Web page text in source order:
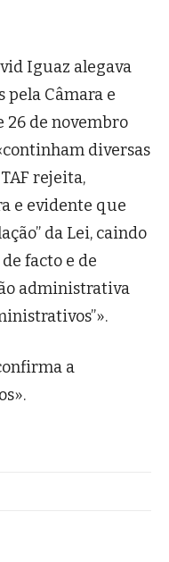
Iguaz alegava
pela Câmara e
26 de novembro
diversas
rejeita,
e evidente que
da Lei, caindo
facto e de
administrativa
a